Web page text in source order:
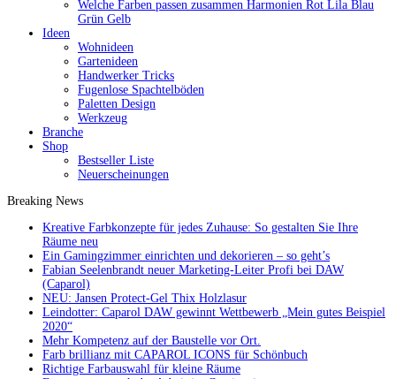
Welche Farben passen zusammen Harmonien Rot Lila Blau
Grün Gelb
Ideen
Wohnideen
Gartenideen
Handwerker Tricks
Fugenlose Spachtelböden
Paletten Design
Werkzeug
Branche
Shop
Bestseller Liste
Neuerscheinungen
Breaking News
Kreative Farbkonzepte für jedes Zuhause: So gestalten Sie Ihre
Räume neu
Ein Gamingzimmer einrichten und dekorieren – so geht’s
Fabian Seelenbrandt neuer Marketing-Leiter Profi bei DAW
(Caparol)
NEU: Jansen Protect-Gel Thix Holzlasur
Leindotter: Caparol DAW gewinnt Wettbewerb „Mein gutes Beispiel
2020“
Mehr Kompetenz auf der Baustelle vor Ort.
Farb brillianz mit CAPAROL ICONS für Schönbuch
Richtige Farbauswahl für kleine Räume